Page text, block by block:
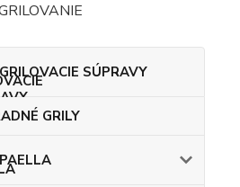
GRILOVACIE SÚPRAVY
GRILY
PAELLA